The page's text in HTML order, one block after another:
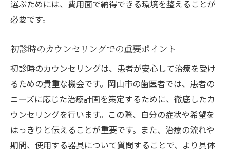
初診時の対応と診療方針の確認
選ぶためには、費用面で納得できる環境を整えることが
必要です。
初診時のカウンセリングでの重要ポイント
初診時のカウンセリングは、患者が安心して治療を受け
るための貴重な機会です。岡山市の歯医者では、患者の
ニーズに応じた治療計画を策定するために、徹底したカ
ウンセリングを行います。この際、自分の症状や希望を
はっきりと伝えることが重要です。また、治療の流れや
期間、使用する器具について質問することで、より具体